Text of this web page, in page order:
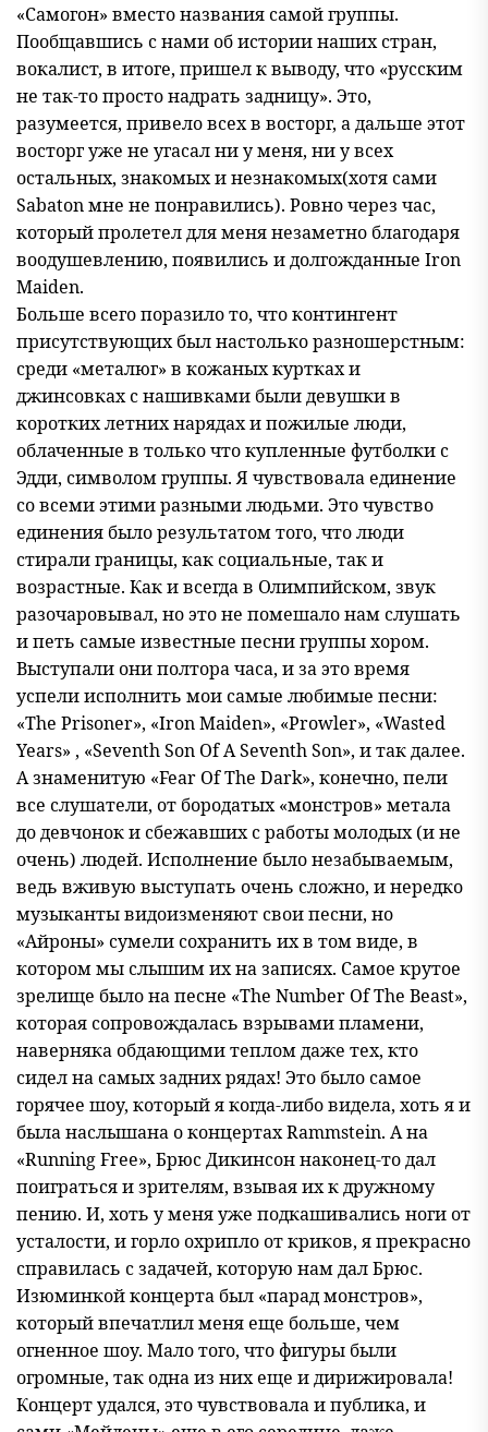
«Самогон» вместо названия самой группы.
Пообщавшись с нами об истории наших стран,
вокалист, в итоге, пришел к выводу, что «русским
не так-то просто надрать задницу». Это,
разумеется, привело всех в восторг, а дальше этот
восторг уже не угасал ни у меня, ни у всех
остальных, знакомых и незнакомых(хотя сами
Sabaton мне не понравились). Ровно через час,
который пролетел для меня незаметно благодаря
воодушевлению, появились и долгожданные Iron
Maiden.
Больше всего поразило то, что контингент
присутствующих был настолько разношерстным:
среди «металюг» в кожаных куртках и
джинсовках с нашивками были девушки в
коротких летних нарядах и пожилые люди,
облаченные в только что купленные футболки с
Эдди, символом группы. Я чувствовала единение
со всеми этими разными людьми. Это чувство
единения было результатом того, что люди
стирали границы, как социальные, так и
возрастные. Как и всегда в Олимпийском, звук
разочаровывал, но это не помешало нам слушать
и петь самые известные песни группы хором.
Выступали они полтора часа, и за это время
успели исполнить мои самые любимые песни:
«The Prisoner», «Iron Maiden», «Prowler», «Wasted
Years» , «Seventh Son Of A Seventh Son», и так далее.
А знаменитую «Fear Of The Dark», конечно, пели
все слушатели, от бородатых «монстров» метала
до девчонок и сбежавших с работы молодых (и не
очень) людей. Исполнение было незабываемым,
ведь вживую выступать очень сложно, и нередко
музыканты видоизменяют свои песни, но
«Айроны» сумели сохранить их в том виде, в
котором мы слышим их на записях. Самое крутое
зрелище было на песне «The Number Of The Beast»,
которая сопровождалась взрывами пламени,
наверняка обдающими теплом даже тех, кто
сидел на самых задних рядах! Это было самое
горячее шоу, который я когда-либо видела, хоть я и
была наслышана о концертах Rammstein. А на
«Running Free», Брюс Дикинсон наконец-то дал
поиграться и зрителям, взывая их к дружному
пению. И, хоть у меня уже подкашивались ноги от
усталости, и горло охрипло от криков, я прекрасно
справилась с задачей, которую нам дал Брюс.
Изюминкой концерта был «парад монстров»,
который впечатлил меня еще больше, чем
огненное шоу. Мало того, что фигуры были
огромные, так одна из них еще и дирижировала!
Концерт удался, это чувствовала и публика, и